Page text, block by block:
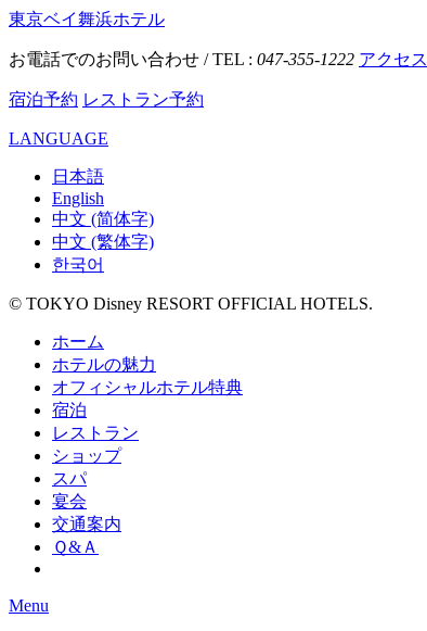
東京ベイ舞浜ホテル
お電話でのお問い合わせ / TEL : 047-355-1222 アクセス
宿泊予約 レストラン予約
LANGUAGE
日本語
English
中文 (简体字)
中文 (繁体字)
한국어
© TOKYO Disney RESORT OFFICIAL HOTELS.
ホーム
ホテルの魅力
オフィシャルホテル特典
宿泊
レストラン
ショップ
スパ
宴会
交通案内
Ｑ&Ａ
Menu